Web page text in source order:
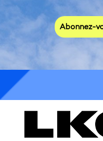
Abonnez-
* L'infolettre
commerciaux,